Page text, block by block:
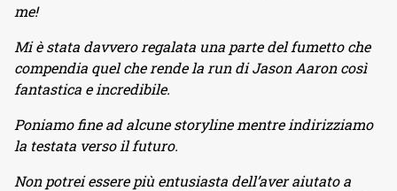
me!
Mi è stata davvero regalata una parte del fumetto che
compendia quel che rende la run di Jason Aaron così
fantastica e incredibile.
Poniamo fine ad alcune storyline mentre indirizziamo
la testata verso il futuro.
Non potrei essere più entusiasta dell’aver aiutato a